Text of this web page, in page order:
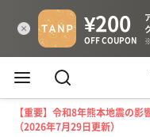
【重要】令和8年熊本地震の
（2026年7月29日更新）